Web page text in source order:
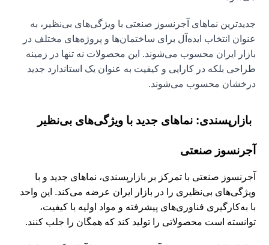
جدیدترین نماهای آجرنسوز صنعتی با ویژگی‌های بی‌نظیر، به
عنوان انتخاب ایده‌آل برای ساختمان‌ها و پروژه‌های مختلف در
بازار ایران محسوب می‌شوند. این محصولات نه تنها در زمینه
طراحی بلکه در کارایی و کیفیت به عنوان یک استاندارد جدید
درخشان محسوب می‌شوند.
بازارپسندی: نماهای جدید با ویژگی‌های بی‌نظیر
آجرنسوز صنعتی
آجرنسوز صنعتی با تمرکز بر بازارپسندی، نماهای جدید و با
ویژگی‌های بی‌نظیری را در بازار ایران عرضه می‌کند. این واحد
با به‌کارگیری فناوری‌های پیشرفته و مواد اولیه با کیفیت،
توانسته است محصولاتی را تولید کند که همگان را جلب کنند.